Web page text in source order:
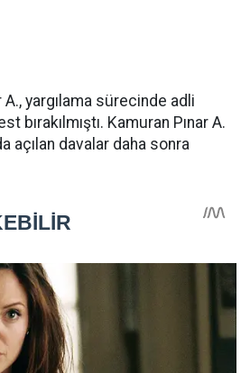
A., yargılama sürecinde adli
bırakılmıştı. Kamuran Pınar A.
açılan davalar daha sonra